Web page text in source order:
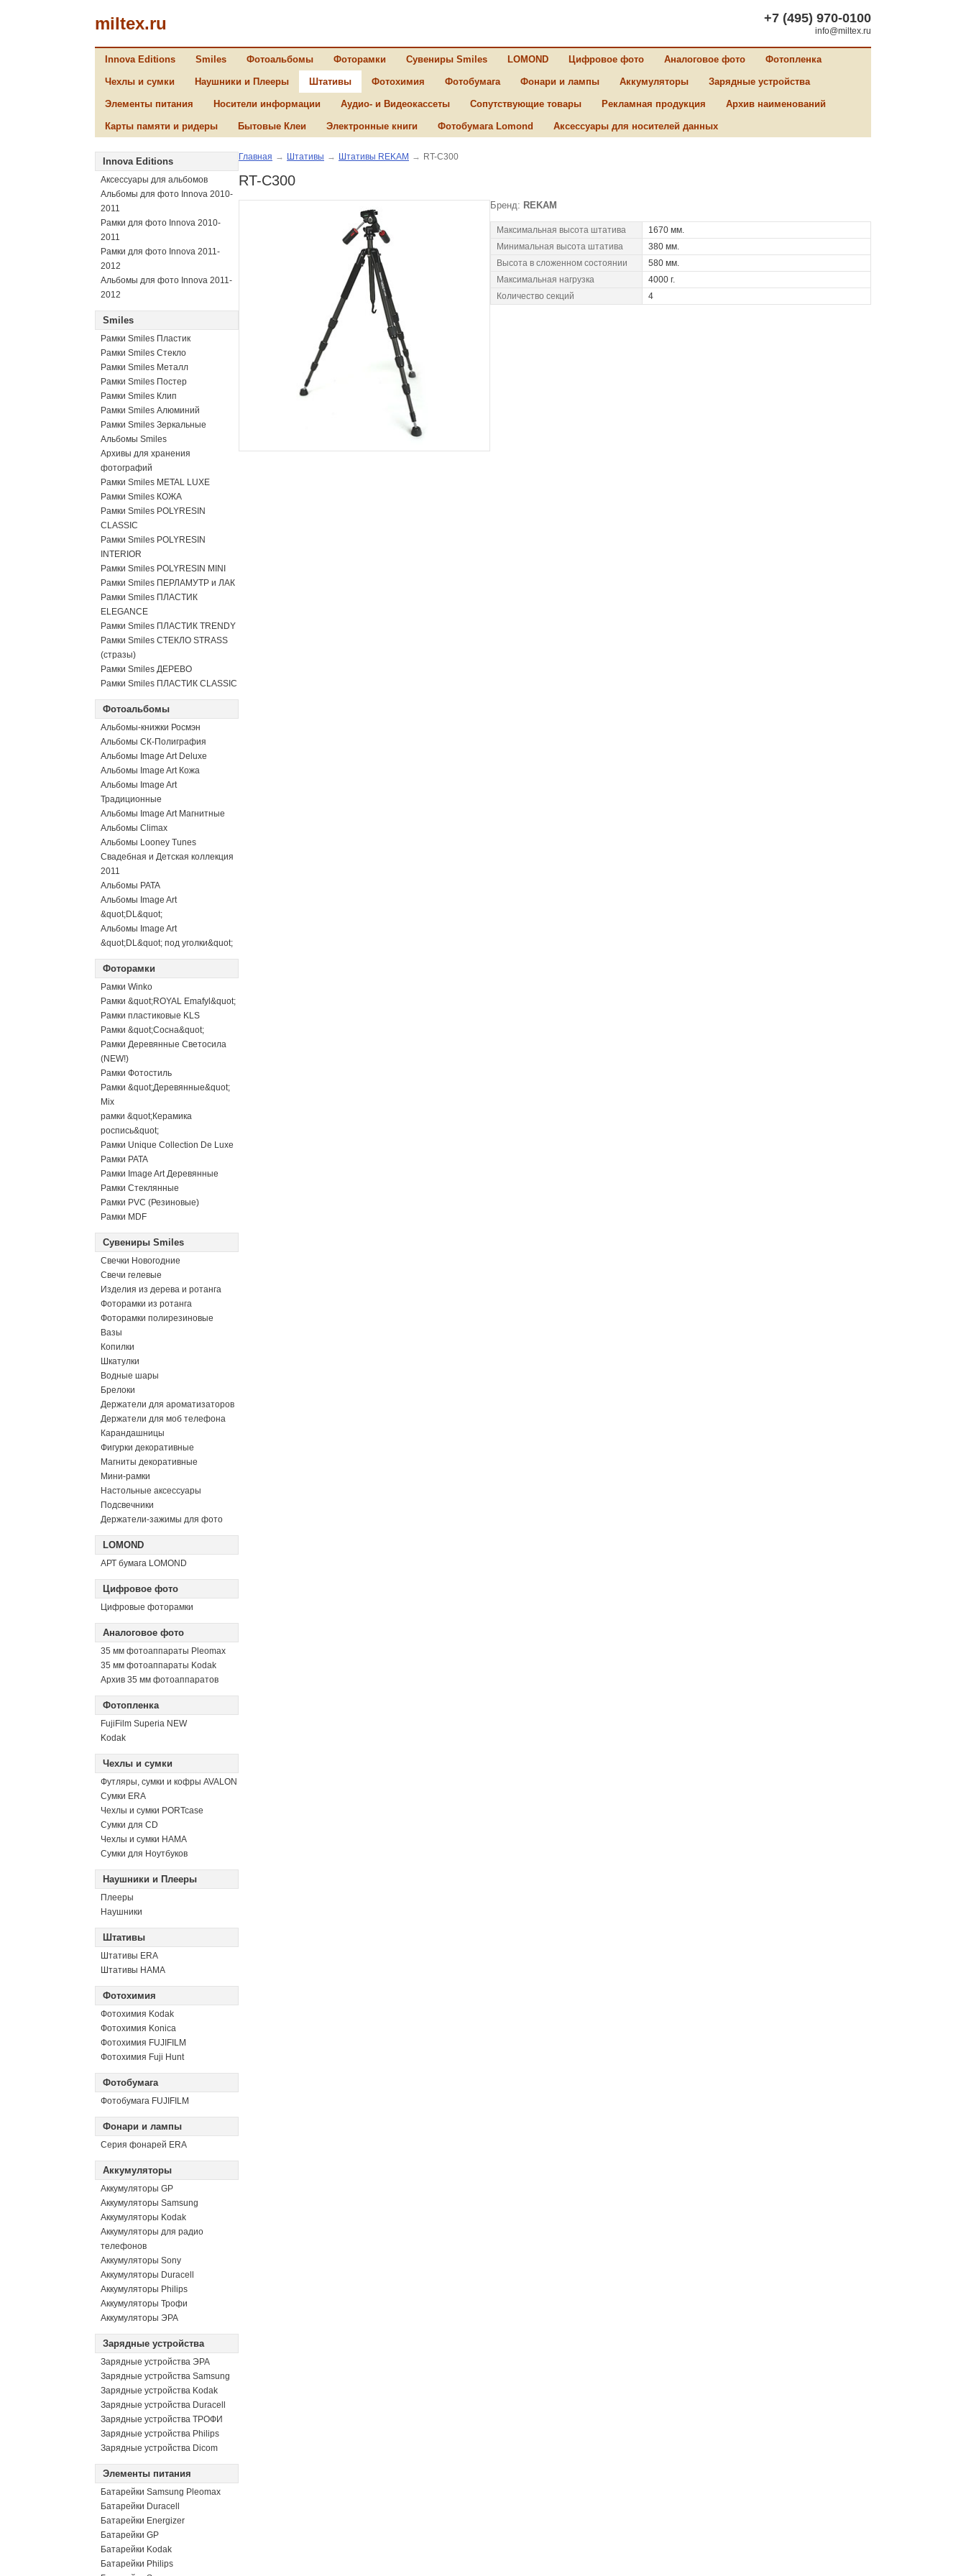
miltex.ru +7 (495) 970-0100
info@miltex.ru
Innova Editions Smiles Фотоальбомы Фоторамки Сувениры Smiles LOMOND Цифровое фото Аналоговое фото Фотопленка
Чехлы и сумки Наушники и Плееры Штативы Фотохимия Фотобумага Фонари и лампы Аккумуляторы Зарядные устройства
Элементы питания Носители информации Аудио- и Видеокассеты Сопутствующие товары Рекламная продукция Архив наименований
Карты памяти и ридеры Бытовые Клеи Электронные книги Фотобумага Lomond Аксессуары для носителей данных
Innova Editions
Аксессуары для альбомов
Альбомы для фото Innova 2010-
2011
Рамки для фото Innova 2010-
2011
Рамки для фото Innova 2011-
2012
Альбомы для фото Innova 2011-
2012
Smiles
Рамки Smiles Пластик
Рамки Smiles Стекло
Рамки Smiles Металл
Рамки Smiles Постер
Рамки Smiles Клип
Рамки Smiles Алюминий
Рамки Smiles Зеркальные
Альбомы Smiles
Архивы для хранения
фотографий
Рамки Smiles METAL LUXE
Рамки Smiles КОЖА
Рамки Smiles POLYRESIN
CLASSIC
Рамки Smiles POLYRESIN
INTERIOR
Рамки Smiles POLYRESIN MINI
Рамки Smiles ПЕРЛАМУТР и ЛАК
Рамки Smiles ПЛАСТИК
ELEGANCE
Рамки Smiles ПЛАСТИК TRENDY
Рамки Smiles СТЕКЛО STRASS
(стразы)
Рамки Smiles ДЕРЕВО
Рамки Smiles ПЛАСТИК CLASSIC
Фотоальбомы
Альбомы-книжки Росмэн
Альбомы СК-Полиграфия
Альбомы Image Art Deluxe
Альбомы Image Art Кожа
Альбомы Image Art
Традиционные
Альбомы Image Art Магнитные
Альбомы Climax
Альбомы Looney Tunes
Свадебная и Детская коллекция
2011
Альбомы PATA
Альбомы Image Art
&quot;DL&quot;
Альбомы Image Art
&quot;DL&quot; под уголки&quot;
Фоторамки
Рамки Winko
Рамки &quot;ROYAL Emafyl&quot;
Рамки пластиковые KLS
Рамки &quot;Сосна&quot;
Рамки Деревянные Светосила
(NEW!)
Рамки Фотостиль
Рамки &quot;Деревянные&quot;
Mix
рамки &quot;Керамика
роспись&quot;
Рамки Unique Collection De Luxe
Рамки PATA
Рамки Image Art Деревянные
Рамки Стеклянные
Рамки PVC (Резиновые)
Рамки MDF
Сувениры Smiles
Свечки Новогодние
Свечи гелевые
Изделия из дерева и ротанга
Фоторамки из ротанга
Фоторамки полирезиновые
Вазы
Копилки
Шкатулки
Водные шары
Брелоки
Держатели для ароматизаторов
Держатели для моб телефона
Карандашницы
Фигурки декоративные
Магниты декоративные
Мини-рамки
Настольные аксессуары
Подсвечники
Держатели-зажимы для фото
LOMOND
АРТ бумага LOMOND
Цифровое фото
Цифровые фоторамки
Аналоговое фото
35 мм фотоаппараты Pleomax
35 мм фотоаппараты Kodak
Архив 35 мм фотоаппаратов
Фотопленка
FujiFilm Superia NEW
Kodak
Чехлы и сумки
Футляры, сумки и кофры AVALON
Сумки ERA
Чехлы и сумки PORTcase
Сумки для CD
Чехлы и сумки HAMA
Сумки для Ноутбуков
Наушники и Плееры
Плееры
Наушники
Штативы
Штативы ERA
Штативы HAMA
Фотохимия
Фотохимия Kodak
Фотохимия Konica
Фотохимия FUJIFILM
Фотохимия Fuji Hunt
Фотобумага
Фотобумага FUJIFILM
Фонари и лампы
Серия фонарей ERA
Аккумуляторы
Аккумуляторы GP
Аккумуляторы Samsung
Аккумуляторы Kodak
Аккумуляторы для радио
телефонов
Аккумуляторы Sony
Аккумуляторы Duracell
Аккумуляторы Philips
Аккумуляторы Трофи
Аккумуляторы ЭРА
Зарядные устройства
Зарядные устройства ЭРА
Зарядные устройства Samsung
Зарядные устройства Kodak
Зарядные устройства Duracell
Зарядные устройства ТРОФИ
Зарядные устройства Philips
Зарядные устройства Dicom
Элементы питания
Батарейки Samsung Pleomax
Батарейки Duracell
Батарейки Energizer
Батарейки GP
Батарейки Kodak
Батарейки Philips
Главная → Штативы → Штативы REKAM → RT-C300
RT-C300
Бренд: REKAM
Максимальная высота штатива
1670 мм.
Минимальная высота штатива
380 мм.
Высота в сложенном состоянии
580 мм.
Максимальная нагрузка
4000 г.
Количество секций
4